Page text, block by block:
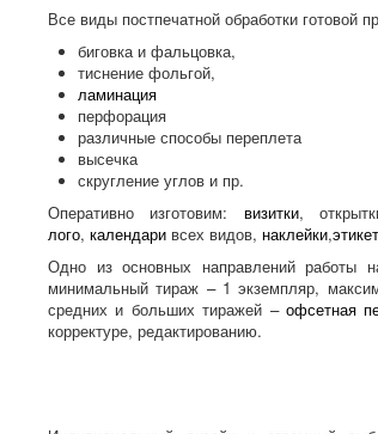
Все виды постпечатной обработки готовой
биговка и фальцовка,
тиснение фольгой,
ламинация
перфорация
различные способы переплета
высечка
скругление углов и пр.
Оперативно изготовим: визитки,
лого, календари всех видов, наклейки,
Одно из основных направлений работы
минимальный тираж – 1 экземпляр,
средних и больших тиражей –офсетная
корректуре, редактированию.